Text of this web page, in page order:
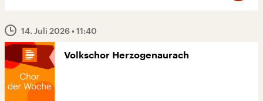
14. Juli 2026• 11:40
Volkschor Herzogenaurach